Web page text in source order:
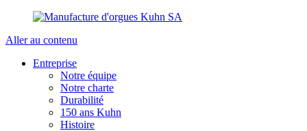
Aller au contenu
Entreprise
Notre équipe
Notre charte
Durabilité
150 ans Kuhn
Histoire